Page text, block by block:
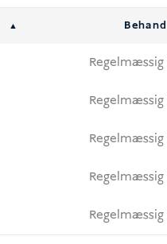
Regelmæssig
Regelmæssig
Regelmæssig
Regelmæssig
Regelmæssig